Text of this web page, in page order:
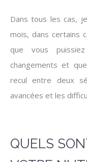
Dans tous les cas,
mois, dans certains
que vous
changements et
recul entre deux
avancées et les
QUELS